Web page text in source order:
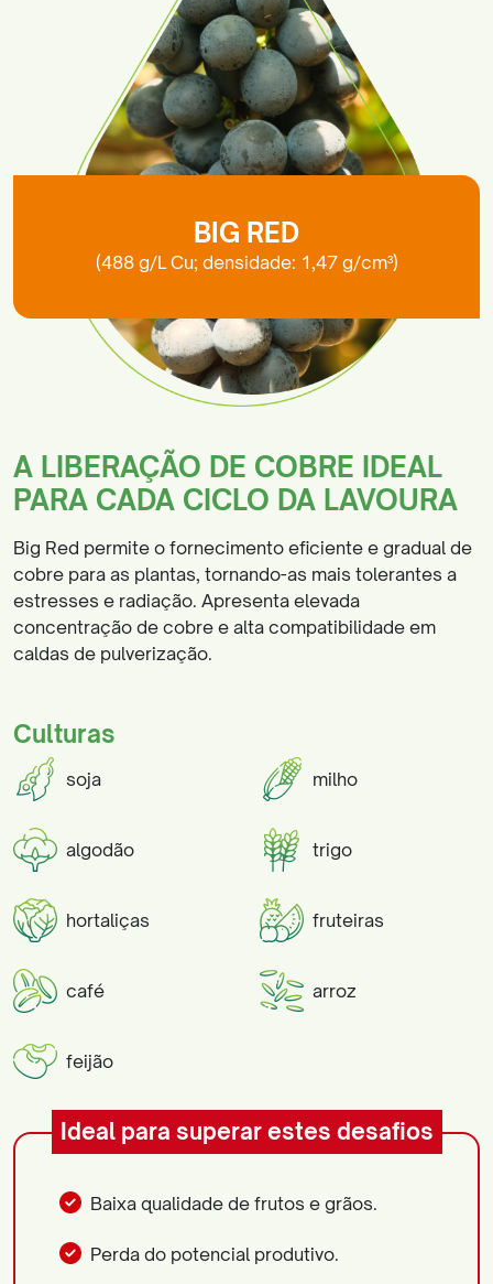
BIG RED
(488 g/L Cu; densidade: 1,47 g/cm³)
A LIBERAÇÃO DE COBRE IDEAL
PARA CADA CICLO DA LAVOURA
Big Red permite o fornecimento eficiente e gradual de
cobre para as plantas, tornando-as mais tolerantes a
estresses e radiação. Apresenta elevada
concentração de cobre e alta compatibilidade em
caldas de pulverização.
Culturas
soja milho
algodão trigo
hortaliças fruteiras
café arroz
feijão
Ideal para superar estes desafios
Baixa qualidade de frutos e grãos.
Perda do potencial produtivo.